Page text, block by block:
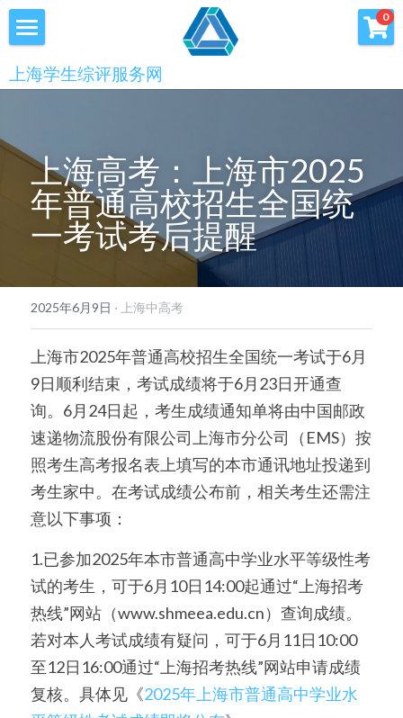
上海学生综评服务网
0
上海中高考
服务中心
科创书店
心理咨询
美国高中NRCA
美国高中DC
Waterloo School
日本高中留学
精品课程
优沃家教
法语学习
新闻消息
联系我们
上海高考：上海市2025
年普通高校招生全国统
一考试考后提醒
2025年6月9日 · 上海中高考
上海市2025年普通高校招生全国统一考试于6月
9日顺利结束，考试成绩将于6月23日开通查
询。6月24日起，考生成绩通知单将由中国邮政
速递物流股份有限公司上海市分公司（EMS）按
照考生高考报名表上填写的本市通讯地址投递到
考生家中。在考试成绩公布前，相关考生还需注
意以下事项：
1.已参加2025年本市普通高中学业水平等级性考
试的考生，可于6月10日14:00起通过“上海招考
热线”网站（www.shmeea.edu.cn）查询成绩。
若对本人考试成绩有疑问，可于6月11日10:00
至12日16:00通过“上海招考热线”网站申请成绩
复核。具体见《2025年上海市普通高中学业水
×
商品分类
优沃家教